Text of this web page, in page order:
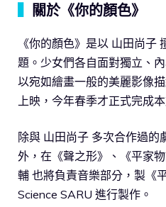
關於《你的顏色》
《你的顏色》是以 山田尚子
題。少女們各自面對獨立、
以宛如繪畫一般的美麗影像
上映，今年春季才正式完成
除與 山田尚子 多次合作過的
外，在《聲之形》、《平家
輔 也將負責音樂部分，製《
Science SARU 進行製作。